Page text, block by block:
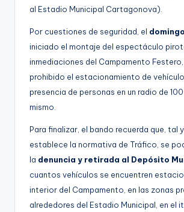
al Estadio Municipal Cartagonova).
Por cuestiones de seguridad, el
iniciado el montaje del espectáculo
inmediaciones del Campamento
prohibido el estacionamiento de
presencia de personas en un radio de
mismo.
Para finalizar, el bando recuerda que, tal
establece la normativa de Tráfico, se
la denuncia y retirada al Depósito
cuantos vehículos se encuentren
interior del Campamento, en las zonas
alrededores del Estadio Municipal, en el